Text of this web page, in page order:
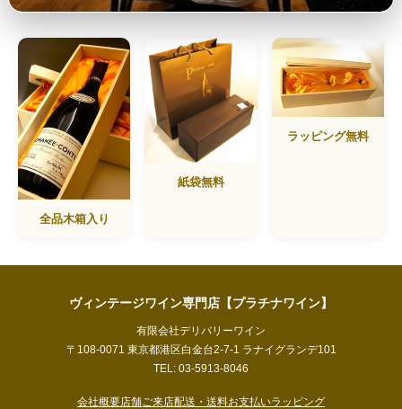
全品木箱入り
紙袋無料
ラッピング無料
ヴィンテージワイン専門店【プラチナワイン】
有限会社デリバリーワイン
〒108-0071 東京都港区白金台2-7-1 ラナイグランデ101
TEL: 03-5913-8046
会社概要店舗ご来店配送・送料お支払いラッピング